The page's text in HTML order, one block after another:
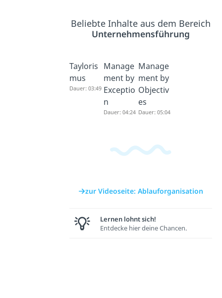
Beliebte Inhalte aus dem Bereich
Unternehmensführung
Tayloris
mus
Dauer: 03:49
Manage
ment by
Exceptio
n
Dauer: 04:24
Manage
ment by
Objectiv
es
Dauer: 05:04
zur Videoseite: Ablauforganisation
Lernen lohnt sich!
Entdecke hier deine Chancen.